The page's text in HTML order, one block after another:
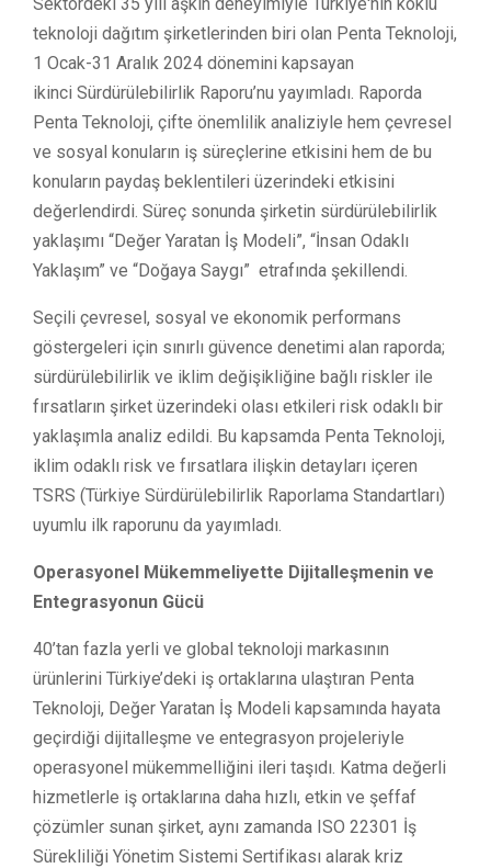
teknoloji dağıtım şirketlerinden biri olan Penta Teknoloji,
1 Ocak-31 Aralık 2024 dönemini kapsayan
ikinci Sürdürülebilirlik Raporu’nu yayımladı. Raporda
Penta Teknoloji, çifte önemlilik analiziyle hem çevresel
ve sosyal konuların iş süreçlerine etkisini hem de bu
konuların paydaş beklentileri üzerindeki etkisini
değerlendirdi. Süreç sonunda şirketin sürdürülebilirlik
yaklaşımı “Değer Yaratan İş Modeli”, “İnsan Odaklı
Yaklaşım” ve “Doğaya Saygı” etrafında şekillendi.
Seçili çevresel, sosyal ve ekonomik performans
göstergeleri için sınırlı güvence denetimi alan raporda;
sürdürülebilirlik ve iklim değişikliğine bağlı riskler ile
fırsatların şirket üzerindeki olası etkileri risk odaklı bir
yaklaşımla analiz edildi. Bu kapsamda Penta Teknoloji,
iklim odaklı risk ve fırsatlara ilişkin detayları içeren
TSRS (Türkiye Sürdürülebilirlik Raporlama Standartları)
uyumlu ilk raporunu da yayımladı.
Operasyonel Mükemmeliyette Dijitalleşmenin ve
Entegrasyonun Gücü
40’tan fazla yerli ve global teknoloji markasının
ürünlerini Türkiye’deki iş ortaklarına ulaştıran Penta
Teknoloji, Değer Yaratan İş Modeli kapsamında hayata
geçirdiği dijitalleşme ve entegrasyon projeleriyle
operasyonel mükemmelliğini ileri taşıdı. Katma değerli
hizmetlerle iş ortaklarına daha hızlı, etkin ve şeffaf
çözümler sunan şirket, aynı zamanda ISO 22301 İş
Sürekliliği Yönetim Sistemi Sertifikası alarak kriz